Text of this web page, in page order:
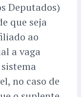
Deputados)
que seja
ao
a vaga
no caso de